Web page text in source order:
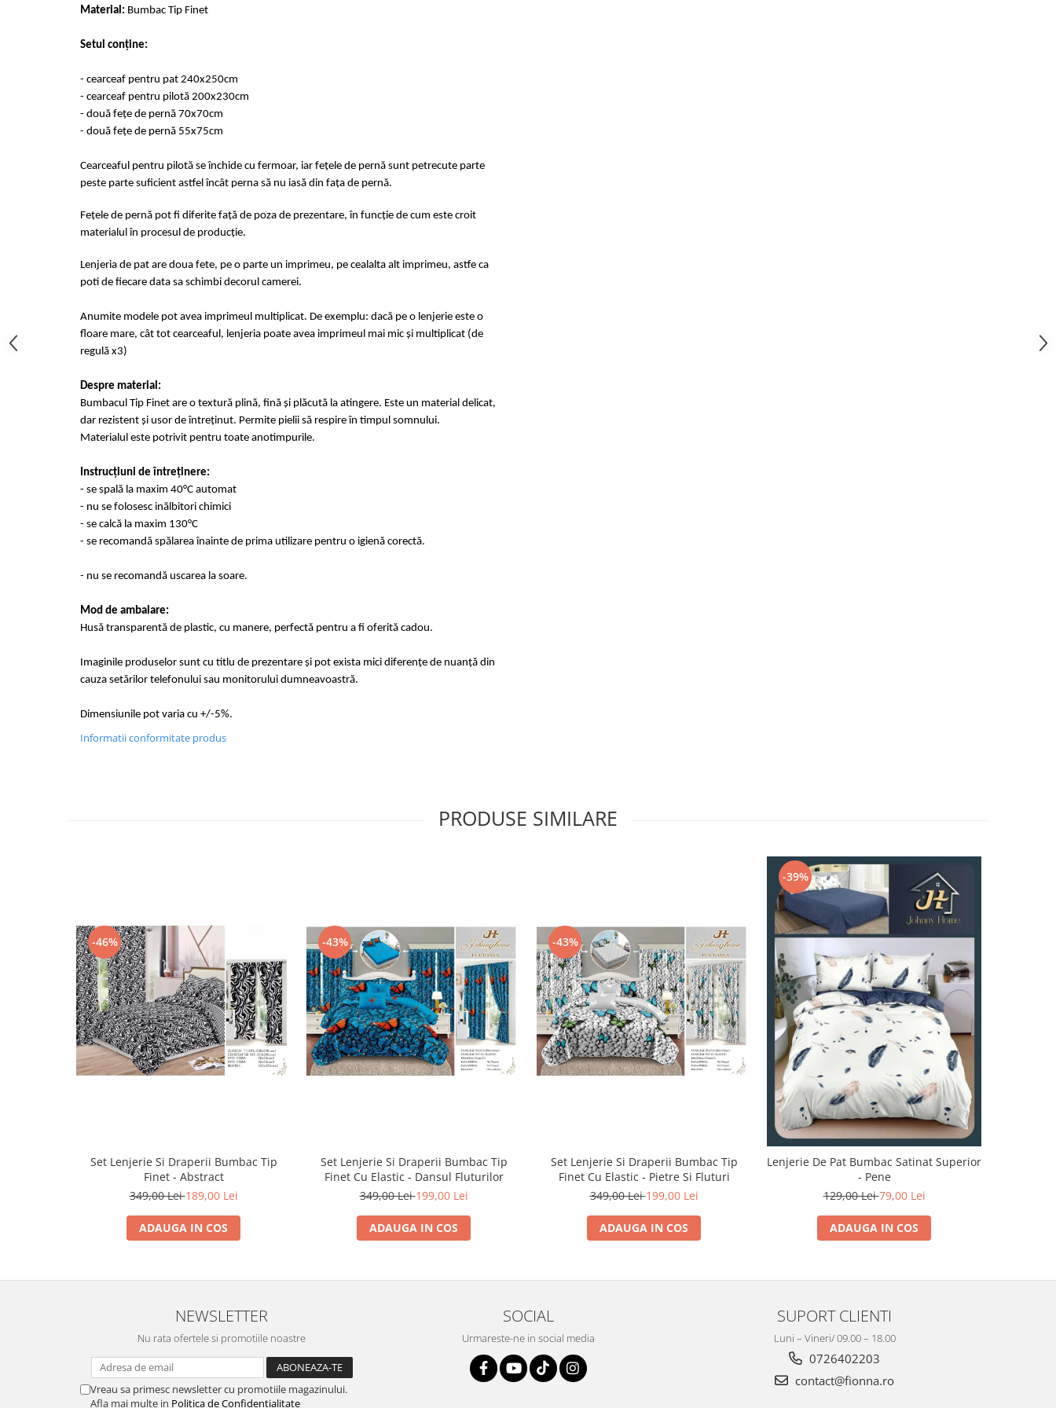
Cearceaf cu elastic 4 piese
Lenjerii Catifea
Cearceaf cu elastic
Cearceaf normal
Lenjerii Pufoase Fluffy/ Rabbit
Bumbac 100% Poplin Hobby
Bumbac 100%
Lenjerii Satin Premium
Lenjerii Jacquard
Lenjerii Matase
Lenjerii Creponate
Lenjerii pentru PASTE
Set Lenjerie + Draperii Pat Dublu
Huse De Pat Tricotate 160x200cm
Huse Impermeabile 160x200cm
Huse Impermeabile 180x200cm
Material: Bumbac Tip Finet
Setul conține:
- cearceaf pentru pat 240x250cm
- cearceaf pentru pilotă 200x230cm
- două fețe de pernă 70x70cm
- două fețe de pernă 55x75cm
Cearceaful pentru pilotă se închide cu fermoar, iar fețele de pernă sunt petrecute parte
peste parte suficient astfel încât perna să nu iasă din fața de pernă.
Fețele de pernă pot fi diferite față de poza de prezentare, în funcție de cum este croit
materialul în procesul de producție.
Lenjeria de pat are doua fete, pe o parte un imprimeu, pe cealalta alt imprimeu, astfe ca
poti de fiecare data sa schimbi decorul camerei.
Anumite modele pot avea imprimeul multiplicat. De exemplu: dacă pe o lenjerie este o
floare mare, cât tot cearceaful, lenjeria poate avea imprimeul mai mic și multiplicat (de
regulă x3)
Despre material:
Bumbacul Tip Finet are o textură plină, fină și plăcută la atingere. Este un material delicat,
dar rezistent și usor de întreținut. Permite pielii să respire în timpul somnului.
Materialul este potrivit pentru toate anotimpurile.
Instrucțiuni de întreținere:
- se spală la maxim 40°C automat
- nu se folosesc inălbitori chimici
- se calcă la maxim 130°C
- se recomandă spălarea înainte de prima utilizare pentru o igienă corectă.
- nu se recomandă uscarea la soare.
Mod de ambalare:
Husă transparentă de plastic, cu manere, perfectă pentru a fi oferită cadou.
Imaginile produselor sunt cu titlu de prezentare și pot exista mici diferențe de nuanță din
cauza setărilor telefonului sau monitorului dumneavoastră.
Dimensiunile pot varia cu +/-5%.
Informatii conformitate produs
PRODUSE SIMILARE
-46%
Set Lenjerie Si Draperii Bumbac Tip
Finet - Abstract
349,00 Lei189,00 Lei
ADAUGA IN COS
-43%
Set Lenjerie Si Draperii Bumbac Tip
Finet Cu Elastic - Dansul Fluturilor
349,00 Lei199,00 Lei
ADAUGA IN COS
-43%
Set Lenjerie Si Draperii Bumbac Tip
Finet Cu Elastic - Pietre Si Fluturi
349,00 Lei199,00 Lei
ADAUGA IN COS
-39%
Lenjerie De Pat Bumbac Satinat Superior
- Pene
129,00 Lei79,00 Lei
ADAUGA IN COS
NEWSLETTER
Nu rata ofertele si promotiile noastre
Vreau sa primesc newsletter cu promotiile magazinului.
Afla mai multe in Politica de Confidentialitate
SOCIAL
Urmareste-ne in social media
SUPORT CLIENTI
Luni – Vineri/ 09.00 – 18.00
0726402203
contact@fionna.ro